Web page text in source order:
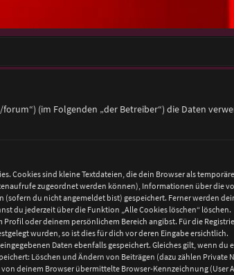
(im Folgenden „der Betreiber“) die Daten
Cookies sind kleine Textdateien, die dein Browser als
zugeordnet werden können), Informationen über die
du nicht angemeldet bist) gespeichert. Ferner werden
du jederzeit über die Funktion „Alle Cookies löschen“ löschen.
oder deinem persönlichem Bereich angibst. Für die
wurden, so ist dies für dich vor deren Eingabe ersichtlich.
Daten ebenfalls gespeichert. Gleiches gilt, wenn
Löschen und Ändern von Beiträgen (dazu zählen
deinem Browser übermittelte Browser-Kennzeichnung